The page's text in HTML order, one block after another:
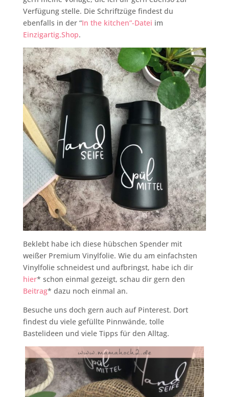
Verfügung stelle. Die Schriftzüge findest du
ebenfalls in der “In the kitchen”-Datei im
Einzigartig.Shop.
Beklebt habe ich diese hübschen Spender mit
weißer Premium Vinylfolie. Wie du am einfachsten
Vinylfolie schneidest und aufbringst, habe ich dir
hier* schon einmal gezeigt, schau dir gern den
Beitrag* dazu noch einmal an.
Besuche uns doch gern auch auf Pinterest. Dort
findest du viele gefüllte Pinnwände, tolle
Bastelideen und viele Tipps für den Alltag.